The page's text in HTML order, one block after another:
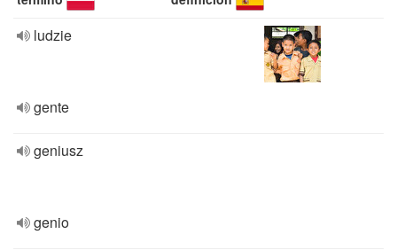
ludzie
gente
geniusz
genio